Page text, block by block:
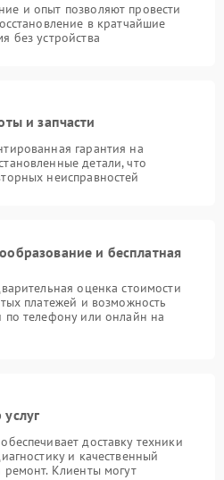
и опыт позволяют провести
в кратчайшие
без устройства
и запчасти
гарантия на
детали, что
неисправностей
и бесплатная
оценка стоимости
платежей и возможность
по телефону или онлайн на
доставку техники
и качественный
Клиенты могут